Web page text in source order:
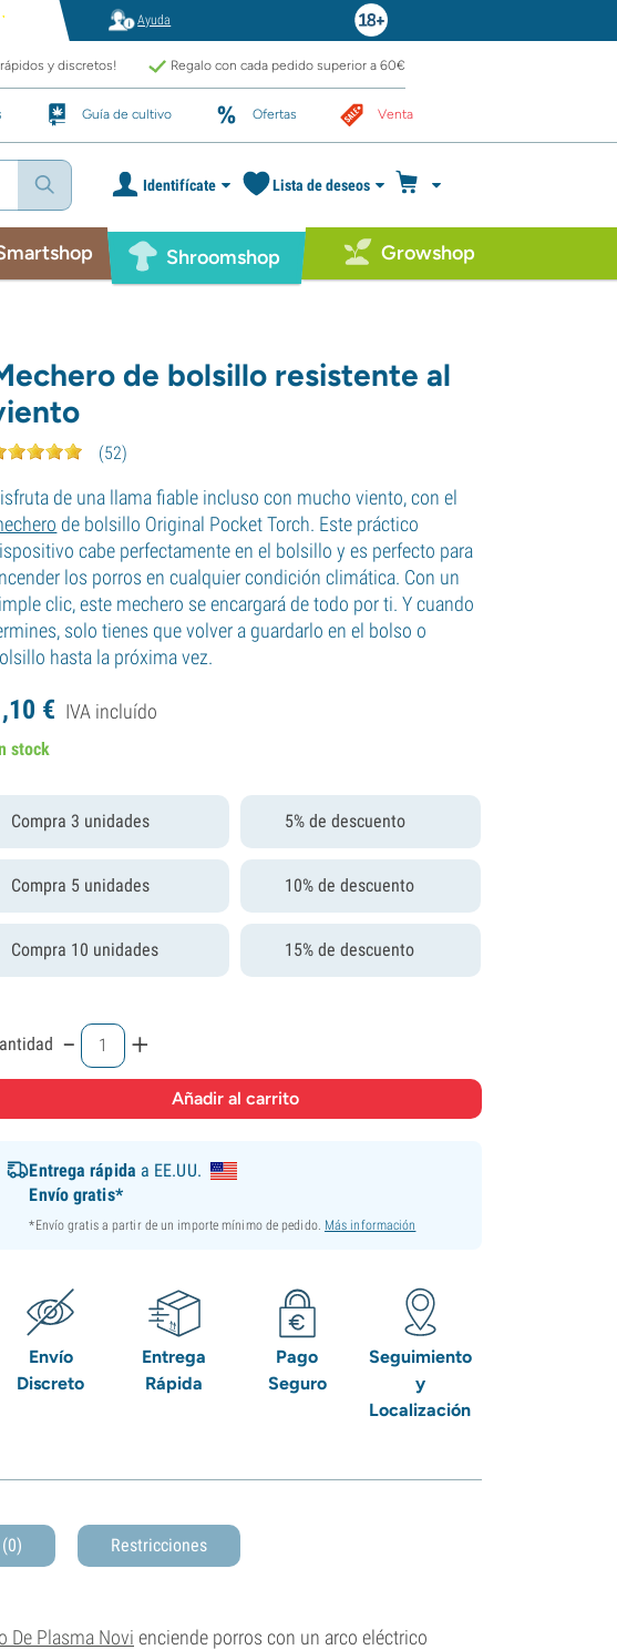
Ayuda
rápidos y discretos! Regalo con cada pedido superior a 60€
Guía de cultivo Ofertas Venta
Identifícate Lista de deseos
Shroomshop Growshop
de bolsillo resistente al
(52)
de una llama fiable incluso con mucho viento, con el
de bolsillo Original Pocket Torch. Este práctico
cabe perfectamente en el bolsillo y es perfecto para
los porros en cualquier condición climática. Con un
clic, este mechero se encargará de todo por ti. Y cuando
solo tienes que volver a guardarlo en el bolso o
hasta la próxima vez.
10 € IVA incluído
stock
Compra 3 unidades 5% de descuento
Compra 5 unidades 10% de descuento
Compra 10 unidades 15% de descuento
- +
Entrega rápida a EE.UU.
Envío gratis*
*Envío gratis a partir de un importe mínimo de pedido. Más información
Envío
Discreto
Entrega
Rápida
Pago
Seguro
Seguimiento
y
Localización
(0) Restricciones
De Plasma Novi enciende porros con un arco eléctrico